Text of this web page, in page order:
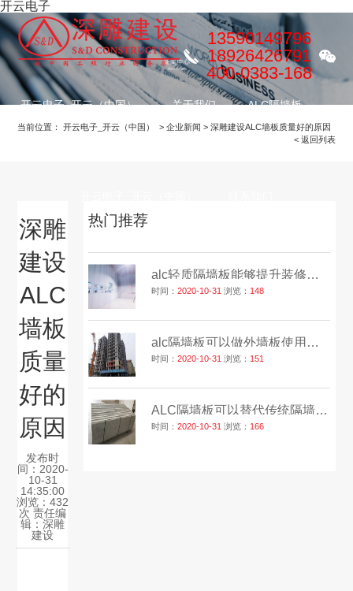
开云电子
13590149796
18926426791
400-0383-168
开云电子_开云（中国） 关于我们 ALC隔墙板
当前位置： 开云电子_开云（中国） >企业新闻 >深雕建设ALC墙板质量好的原因
< 返回列表
深雕
建设
ALC
墙板
质量
好的
原因
发布时
间：2020-
10-31
14:35:00
浏览：432
次 责任编
辑： 深雕
建设
热门推荐
alc轻质隔墙板能够提升装修效率吗？
时间：2020-10-31 浏览： 148
alc隔墙板可以做外墙板使用吗？
时间：2020-10-31 浏览： 151
ALC隔墙板可以替代传统隔墙砖吗？
时间：2020-10-31 浏览： 166